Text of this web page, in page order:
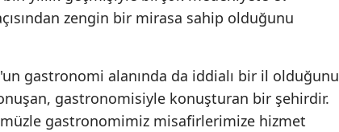
Eskişehir
Giresun
Gümüşhane
zengin bir mirasa sahip olduğunu
gastronomi alanında da iddialı bir il olduğunu
gastronomisiyle konuşturan bir şehirdir.
gastronomimiz misafirlerimize hizmet